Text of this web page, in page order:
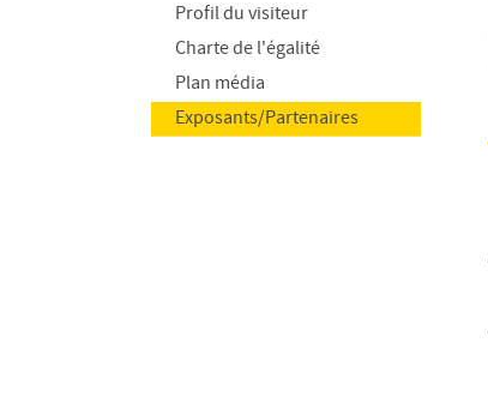
Profil du visiteur
Charte de l'égalité
Plan média
Exposants/Partenaires